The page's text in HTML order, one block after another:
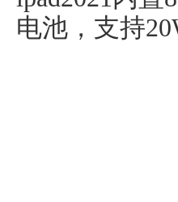
电池，支持